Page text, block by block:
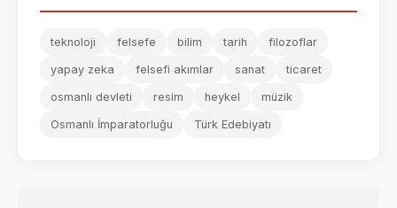
teknoloji felsefe bilim tarih filozoflar
yapay zeka felsefi akımlar sanat ticaret
osmanlı devleti resim heykel müzik
Osmanlı İmparatorluğu Türk Edebiyatı